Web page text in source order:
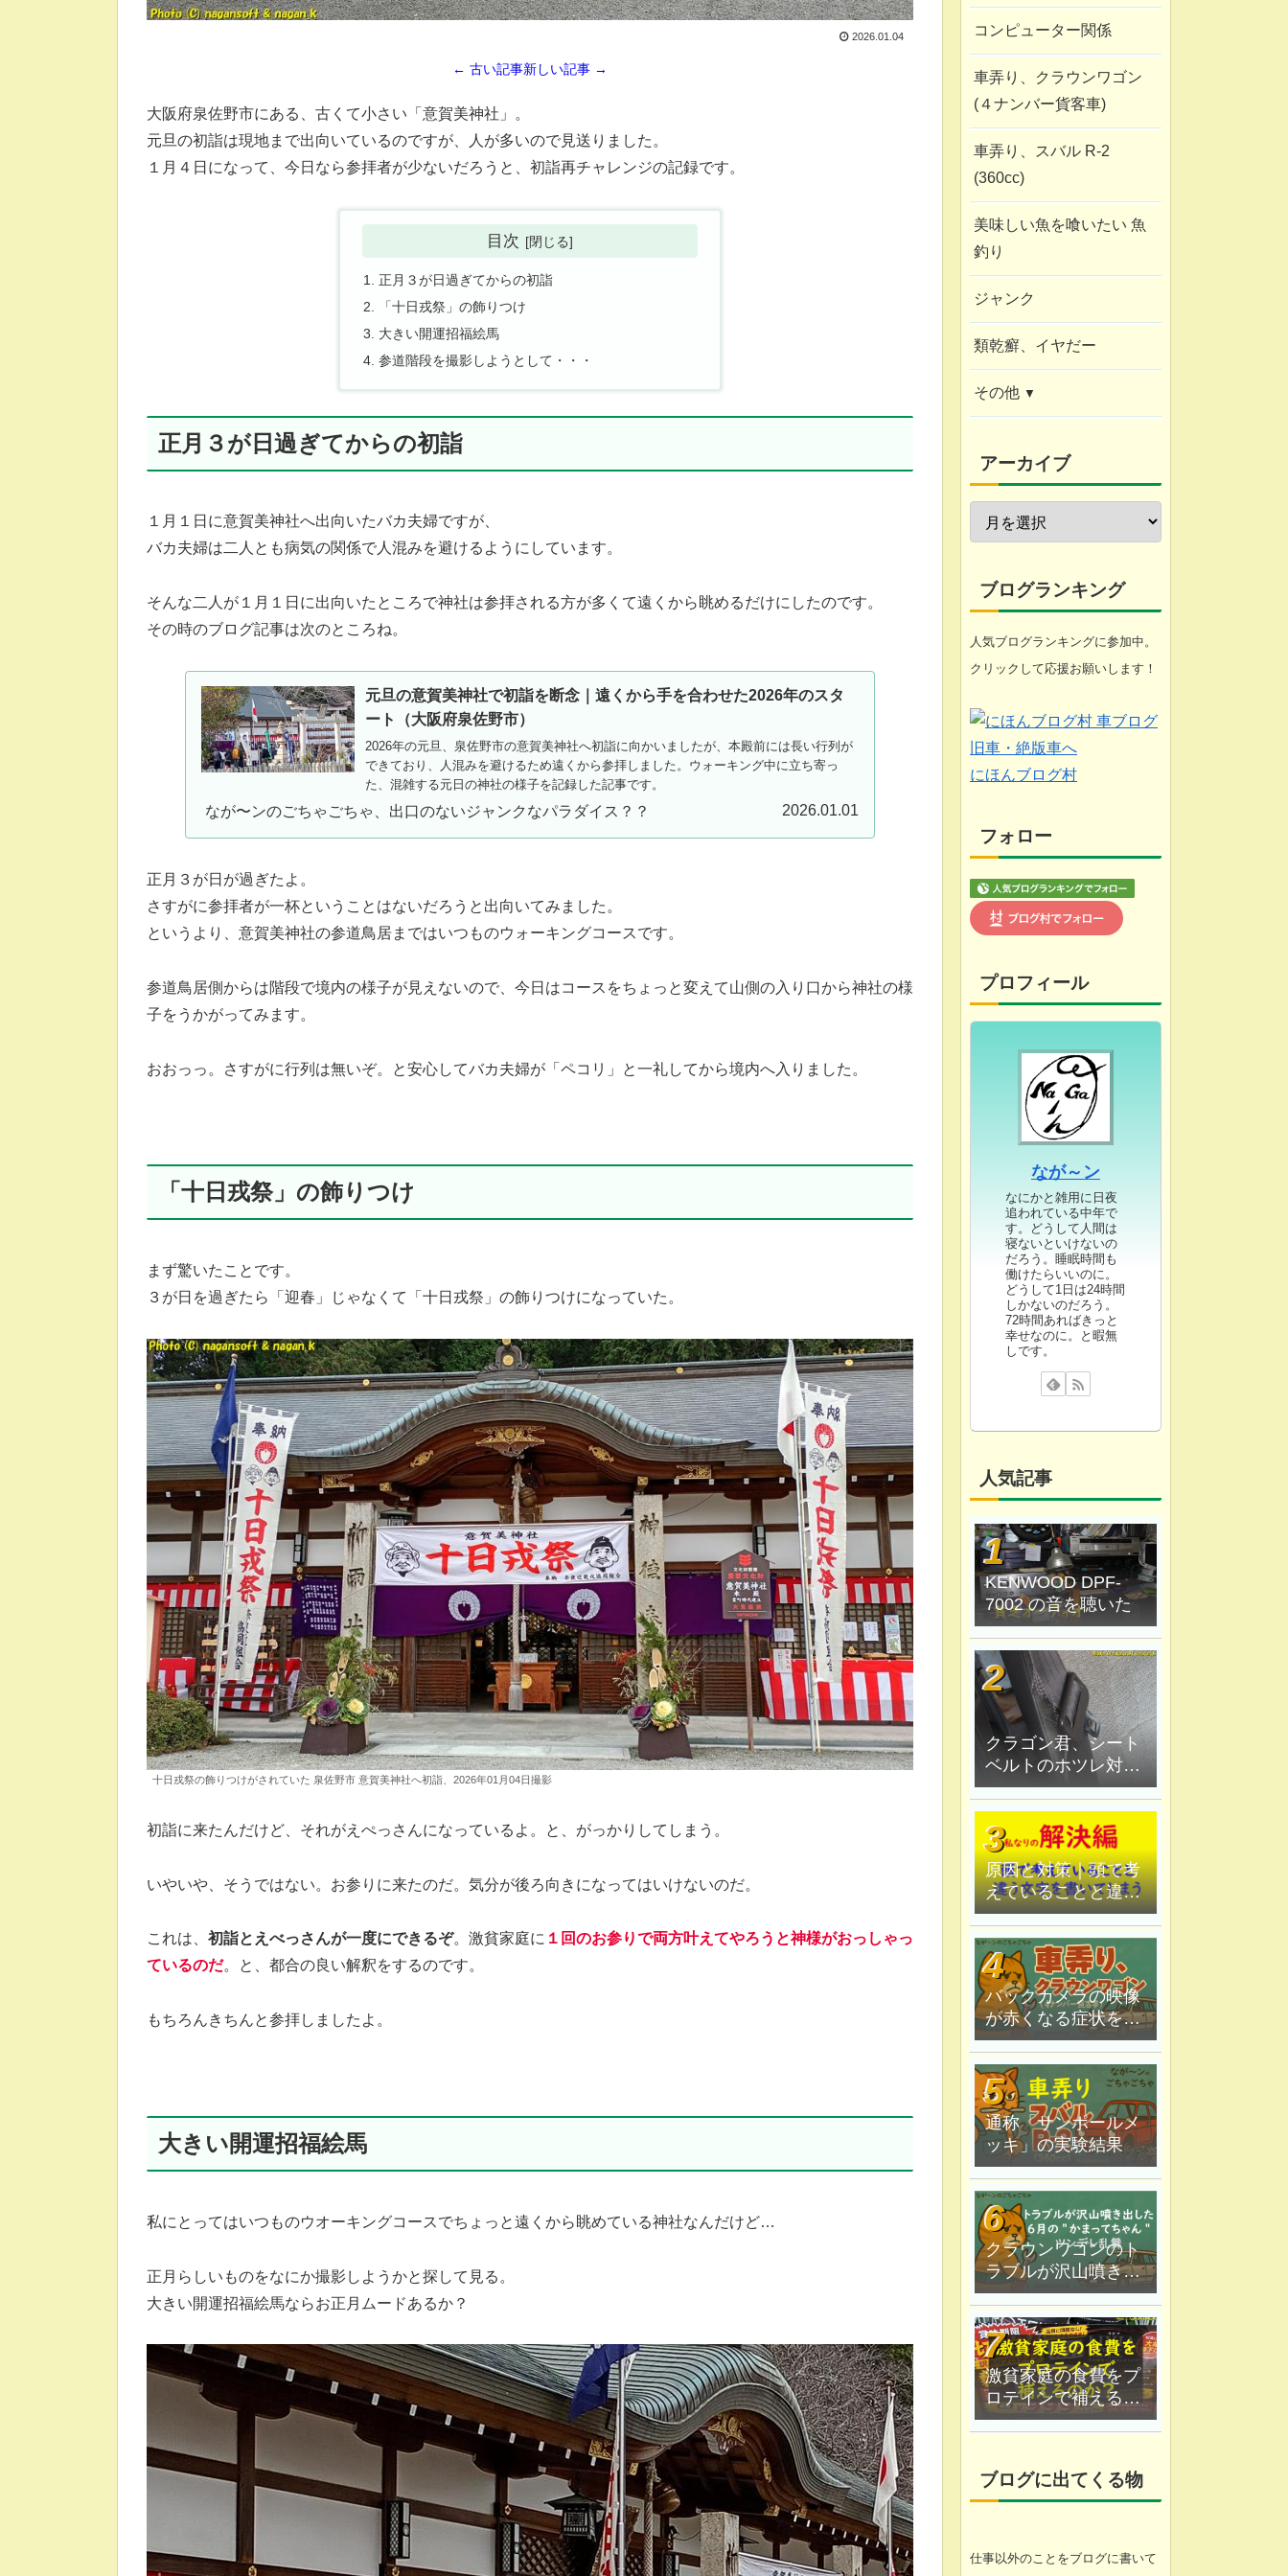
2026.01.04
← 古い記事新しい記事 →
大阪府泉佐野市にある、古くて小さい「意賀美神社」。
元旦の初詣は現地まで出向いているのですが、人が多いので見送りました。
１月４日になって、今日なら参拝者が少ないだろうと、初詣再チャレンジの記録です。
目次
正月３が日過ぎてからの初詣
「十日戎祭」の飾りつけ
大きい開運招福絵馬
参道階段を撮影しようとして・・・
正月３が日過ぎてからの初詣
１月１日に意賀美神社へ出向いたバカ夫婦ですが、
バカ夫婦は二人とも病気の関係で人混みを避けるようにしています。
そんな二人が１月１日に出向いたところで神社は参拝される方が多くて遠くから眺めるだけにしたのです。
その時のブログ記事は次のところね。
元旦の意賀美神社で初詣を断念｜遠くから手を合わせた2026年のスタ
ート（大阪府泉佐野市）
2026年の元旦、泉佐野市の意賀美神社へ初詣に向かいましたが、本殿前には長い行列が
できており、人混みを避けるため遠くから参拝しました。ウォーキング中に立ち寄っ
た、混雑する元日の神社の様子を記録した記事です。
なが〜ンのごちゃごちゃ、出口のないジャンクなパラダイス？？ 2026.01.01
正月３が日が過ぎたよ。
さすがに参拝者が一杯ということはないだろうと出向いてみました。
というより、意賀美神社の参道鳥居まではいつものウォーキングコースです。
参道鳥居側からは階段で境内の様子が見えないので、今日はコースをちょっと変えて山側の入り口から神社の様
子をうかがってみます。
おおっっ。さすがに行列は無いぞ。と安心してバカ夫婦が「ペコリ」と一礼してから境内へ入りました。
「十日戎祭」の飾りつけ
まず驚いたことです。
３が日を過ぎたら「迎春」じゃなくて「十日戎祭」の飾りつけになっていた。
十日戎祭の飾りつけがされていた 泉佐野市 意賀美神社へ初詣、2026年01月04日撮影
初詣に来たんだけど、それがえぺっさんになっているよ。と、がっかりしてしまう。
いやいや、そうではない。お参りに来たのだ。気分が後ろ向きになってはいけないのだ。
これは、 初詣とえべっさんが一度にできるぞ。激貧家庭に １回のお参りで両方叶えてやろうと神様がおっしゃっ
ているのだ。と、都合の良い解釈をするのです。
もちろんきちんと参拝しましたよ。
大きい開運招福絵馬
私にとってはいつものウオーキングコースでちょっと遠くから眺めている神社なんだけど…
正月らしいものをなにか撮影しようかと探して見る。
大きい開運招福絵馬ならお正月ムードあるか？
コンピューター関係
車弄り、クラウンワゴン
(４ナンバー貨客車)
車弄り、スバル R-2
(360cc)
美味しい魚を喰いたい 魚
釣り
ジャンク
類乾癬、イヤだー
その他
近況報告
自転車修理
家庭菜園
ブログ
悩み
化石 (gooのスマホ)
アーカイブ
ブログランキング
人気ブログランキングに参加中。
クリックして応援お願いします！
にほんブログ村
フォロー
プロフィール
なが～ン
なにかと雑用に日夜
追われている中年で
す。どうして人間は
寝ないといけないの
だろう。睡眠時間も
働けたらいいのに。
どうして1日は24時間
しかないのだろう。
72時間あればきっと
幸せなのに。と暇無
しです。
人気記事
KENWOOD DPF-
7002 の音を聴いた
クラゴン君、シート
ベルトのホツレ対策
修理、ハンダ鏝で炙
ってみる
原因と対策｜頭で考
えていることと違う
文字を書いてしま
う。
バックカメラの映像
が赤くなる症状を原
因追究＆解決
通称「サンポールメ
ッキ」の実験結果
クラウンワゴンのト
ラブルが沢山噴き出
した｜６月の"かまっ
てちゃん"ツンデレ乱
舞
激貧家庭の食費をプ
ロテインで補えるの
か？なが〜ン家は実
ブログに出てくる物
仕事以外のことをブログに書いて